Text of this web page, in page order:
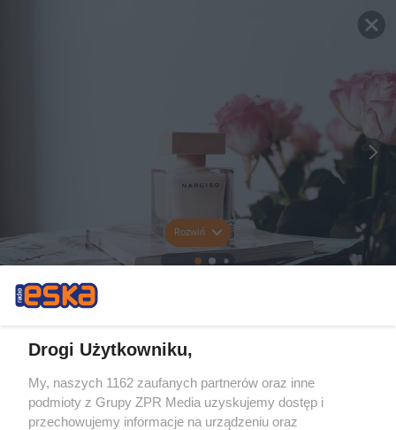
Rozwiń
Drogi Użytkowniku,
My, naszych 1162 zaufanych partnerów oraz inne
podmioty z Grupy ZPR Media uzyskujemy dostęp i
przechowujemy informacje na urządzeniu oraz